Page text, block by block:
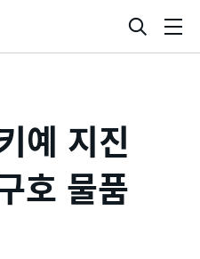
검
색
예 지진
호 물품